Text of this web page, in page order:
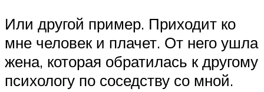
Или другой пример. Приходит ко
мне человек и плачет. От него ушла
жена, которая обратилась к другому
психологу по соседству со мной.